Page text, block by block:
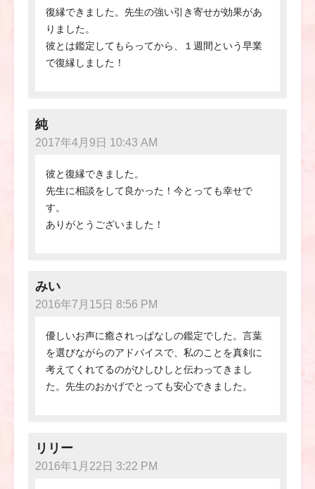
復縁できました。先生の強い引き寄せが効果があ
りました。
彼とは鑑定してもらってから、１週間という早業
で復縁しました！
純
2017年4月9日 10:43 AM
彼と復縁できました。
先生に相談をして良かった！今とっても幸せで
す。
ありがとうございました！
みい
2016年7月15日 8:56 PM
優しいお声に癒されっぱなしの鑑定でした。言葉
を選びながらのアドバイスで、私のことを真剣に
考えてくれてるのがひしひしと伝わってきまし
た。先生のおかげでとっても安心できました。
リリー
2016年1月22日 3:22 PM